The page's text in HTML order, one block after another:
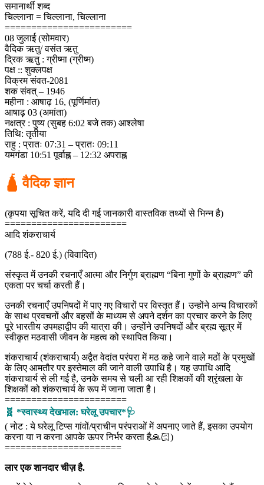
समानार्थी शब्द
चिल्लाना = चिल्लाना, चिल्लाना
========================
08 जुलाई (सोमवार)
वैदिक ऋतु/ वसंत ऋतु
द्रिक ऋतु : ग्रीष्मा (ग्रीष्म)
पक्ष :: शुक्लपक्ष
विक्रम संवत-2081
शक संवत् – 1946
महीना : आषाढ़ 16, (पूर्णिमांत)
आषाढ़ 03 (अमांता)
नक्षत्र : पुष्य (सुबह 6:02 बजे तक) आश्लेषा
तिथि: तृतीया
राहु : प्रातः 07:31 – प्रातः 09:11
यमगंडा 10:51 पूर्वाह्न – 12:32 अपराह्न
🛕 वैदिक ज्ञान
(कृपया सूचित करें, यदि दी गई जानकारी वास्तविक तथ्यों से भिन्न है)
=======================
आदि शंकराचार्य
(788 ई.- 820 ई.) (विवादित)
संस्कृत में उनकी रचनाएँ आत्मा और निर्गुण ब्राह्मण “बिना गुणों के ब्राह्मण” की
एकता पर चर्चा करती हैं।
उनकी रचनाएँ उपनिषदों में पाए गए विचारों पर विस्तृत हैं। उन्होंने अन्य विचारकों
के साथ प्रवचनों और बहसों के माध्यम से अपने दर्शन का प्रचार करने के लिए
पूरे भारतीय उपमहाद्वीप की यात्रा की। उन्होंने उपनिषदों और ब्रह्म सूत्र में
स्वीकृत मठवासी जीवन के महत्व को स्थापित किया।
शंकराचार्य (शंकराचार्य) अद्वैत वेदांत परंपरा में मठ कहे जाने वाले मठों के प्रमुखों
के लिए आमतौर पर इस्तेमाल की जाने वाली उपाधि है। यह उपाधि आदि
शंकराचार्य से ली गई है, उनके समय से चली आ रही शिक्षकों की श्रृंखला के
शिक्षकों को शंकराचार्य के रूप में जाना जाता है।
=======================
🧬 *स्वास्थ्य देखभाल: घरेलू उपचार*🩺
( नोट : ये घरेलू टिप्स गांवों/प्राचीन परंपराओं में अपनाए जाते हैं, इसका उपयोग
करना या न करना आपके ऊपर निर्भर करता है🙏🏻)
======================
लार एक शानदार चीज़ है.